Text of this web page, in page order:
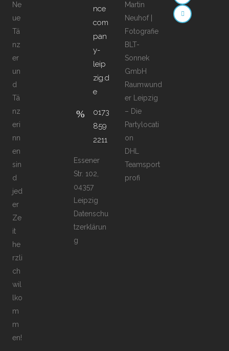
Ne
ue
Tä
nz
er
un
d
Tä
nz
eri
nn
en
sin
d
jed
er
Ze
it
he
rzli
ch
wil
lko
m
m
en!
nce
com
pan
y-
leip
zig.d
e
0173
859
2211
Essener
Str. 102,
04357
Leipzig
Datenschu
tzerklärun
g
Martin
Neuhof |
Fotografie
BLT-
Sonnek
GmbH
Raumwund
er Leipzig
– Die
Partylocati
on
DHL
Teamsport
profi